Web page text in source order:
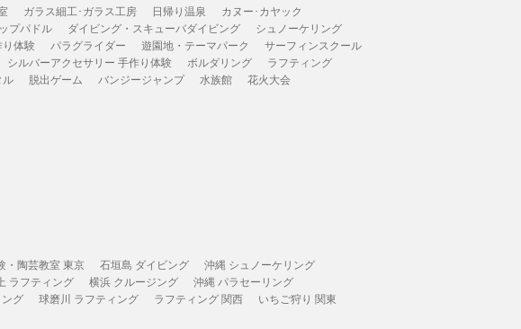
ガラス細工･ガラス工房 日帰り温泉
カヌー･カヤック
プパドル
ダイビング・スキューバダイビング
シュノーケリング
体験
パラグライダー 遊園地・テーマパーク
サーフィンスクール
シルバーアクセサリー 手作り体験 ボルダリング
ラフティング
ル
脱出ゲーム バンジージャンプ 水族館 花火大会
・陶芸教室 東京 石垣島 ダイビング
沖縄 シュノーケリング
ラフティング 横浜 クルージング
沖縄 パラセーリング
グ 球磨川 ラフティング ラフティング 関西
いちご狩り 関東